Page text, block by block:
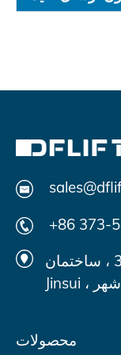
+86 373-
طبقه 30 ، ساختمان Gongyuan INT'I ، جاده
محصولات